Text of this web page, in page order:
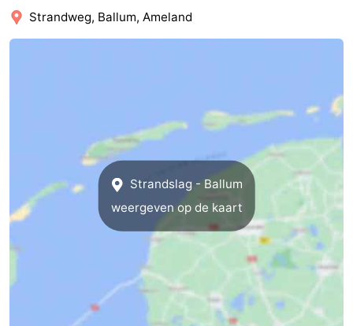
Terschelling
-
Vlieland
-
Strandweg, Ballum, Ameland
Strandslag - Ballum
weergeven op de kaart